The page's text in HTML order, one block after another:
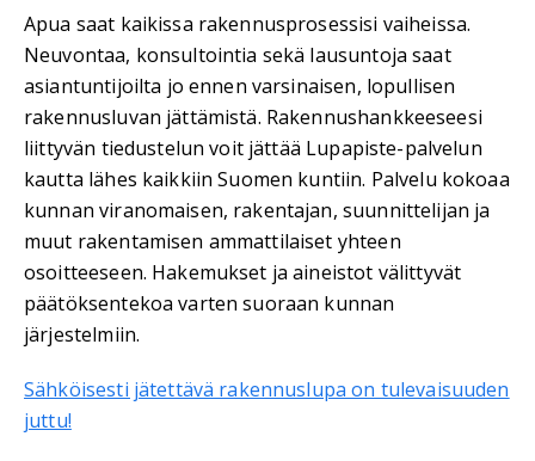
Apua saat kaikissa rakennusprosessisi vaiheissa.
Neuvontaa, konsultointia sekä lausuntoja saat
asiantuntijoilta jo ennen varsinaisen, lopullisen
rakennusluvan jättämistä. Rakennushankkeeseesi
liittyvän tiedustelun voit jättää Lupapiste-palvelun
kautta lähes kaikkiin Suomen kuntiin. Palvelu kokoaa
kunnan viranomaisen, rakentajan, suunnittelijan ja
muut rakentamisen ammattilaiset yhteen
osoitteeseen. Hakemukset ja aineistot välittyvät
päätöksentekoa varten suoraan kunnan
järjestelmiin.
Sähköisesti jätettävä rakennuslupa on tulevaisuuden
juttu!